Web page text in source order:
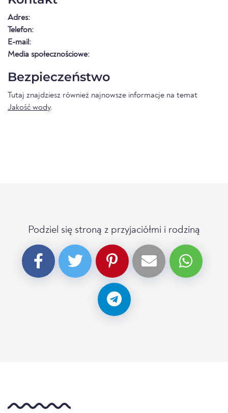
Adres:
Telefon:
E-mail:
Media społecznościowe:
Bezpieczeństwo
Tutaj znajdziesz również najnowsze informacje na temat
Jakość wody.
Podziel się stroną z przyjaciółmi i rodziną